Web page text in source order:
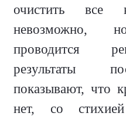
очистить
невозможно,
проводится
результаты
показывают, что
нет, со